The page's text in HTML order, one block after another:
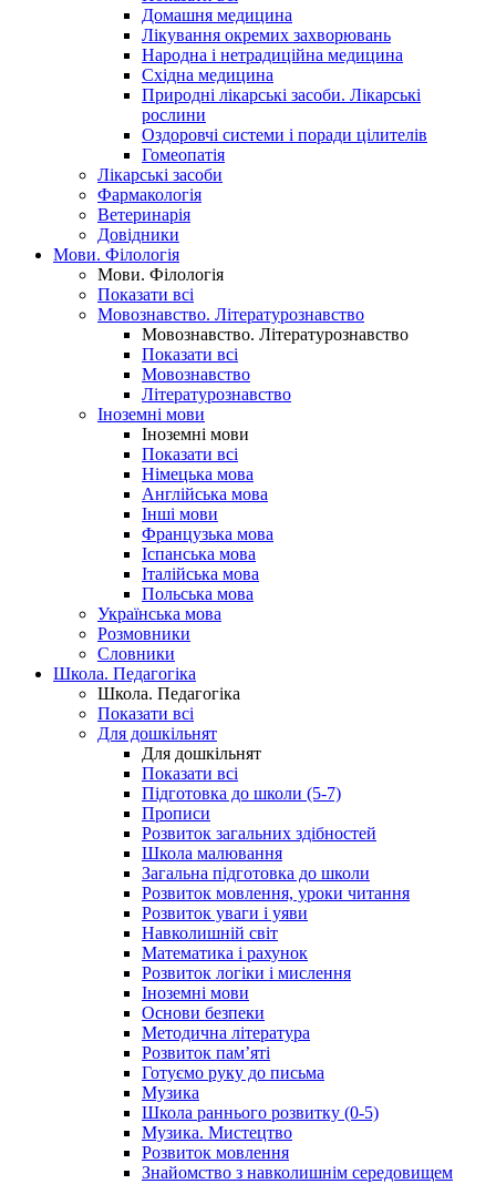
Домашня медицина
Лікування окремих захворювань
Народна і нетрадиційна медицина
Східна медицина
Природні лікарські засоби. Лікарські
рослини
Оздоровчі системи і поради цілителів
Гомеопатія
Лікарські засоби
Фармакологія
Ветеринарія
Довідники
Мови. Філологія
Мови. Філологія
Показати всі
Мовознавство. Літературознавство
Мовознавство. Літературознавство
Показати всі
Мовознавство
Літературознавство
Іноземні мови
Іноземні мови
Показати всі
Німецька мова
Англійська мова
Інші мови
Французька мова
Іспанська мова
Італійська мова
Польська мова
Українська мова
Розмовники
Словники
Школа. Педагогіка
Школа. Педагогіка
Показати всі
Для дошкільнят
Для дошкільнят
Показати всі
Підготовка до школи (5-7)
Прописи
Розвиток загальних здібностей
Школа малювання
Загальна підготовка до школи
Розвиток мовлення, уроки читання
Розвиток уваги і уяви
Навколишній світ
Математика і рахунок
Розвиток логіки і мислення
Іноземні мови
Основи безпеки
Методична література
Розвиток пам’яті
Готуємо руку до письма
Музика
Школа раннього розвитку (0-5)
Музика. Мистецтво
Розвиток мовлення
Знайомство з навколишнім середовищем